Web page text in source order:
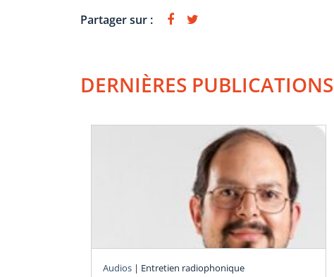
Partager sur :
DERNIÈRES PUBLICATIONS
Audios | Entretien radiophonique